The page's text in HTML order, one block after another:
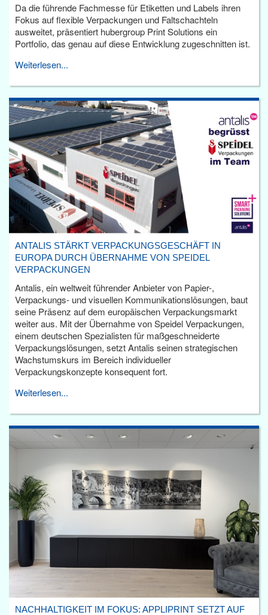
Da die führende Fachmesse für Etiketten und Labels ihren
Fokus auf flexible Verpackungen und Faltschachteln
ausweitet, präsentiert hubergroup Print Solutions ein
Portfolio, das genau auf diese Entwicklung zugeschnitten ist.
Weiterlesen...
ANTALIS STÄRKT VERPACKUNGSGESCHÄFT IN
EUROPA DURCH ÜBERNAHME VON SPEIDEL
VERPACKUNGEN
Antalis, ein weltweit führender Anbieter von Papier-,
Verpackungs- und visuellen Kommunikationslösungen, baut
seine Präsenz auf dem europäischen Verpackungsmarkt
weiter aus. Mit der Übernahme von Speidel Verpackungen,
einem deutschen Spezialisten für maßgeschneiderte
Verpackungslösungen, setzt Antalis seinen strategischen
Wachstumskurs im Bereich individueller
Verpackungskonzepte konsequent fort.
Weiterlesen...
NACHHALTIGKEIT IM FOKUS: APPLIPRINT SETZT AUF